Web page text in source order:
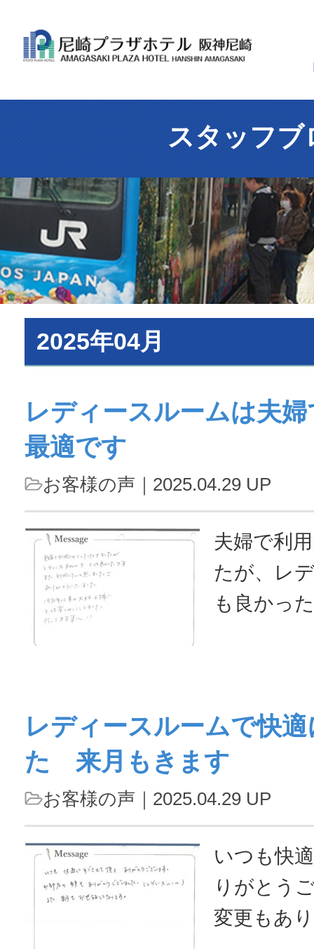
スタッフブ
2025年04月
レディースルームは夫
最適です
お客様の声 ｜2025.04.29 UP
夫婦で利
たが、レ
も良かっ
ました。
レディースルームで快
た 来月もきます
お客様の声 ｜2025.04.29 UP
いつも快
りがとう
変更もあ